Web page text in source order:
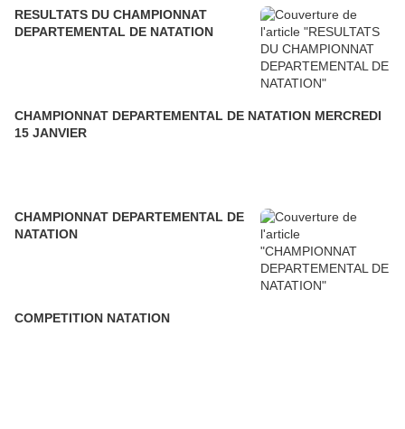
RESULTATS DU CHAMPIONNAT
DEPARTEMENTAL DE NATATION
CHAMPIONNAT DEPARTEMENTAL DE NATATION MERCREDI
15 JANVIER
CHAMPIONNAT DEPARTEMENTAL DE
NATATION
COMPETITION NATATION